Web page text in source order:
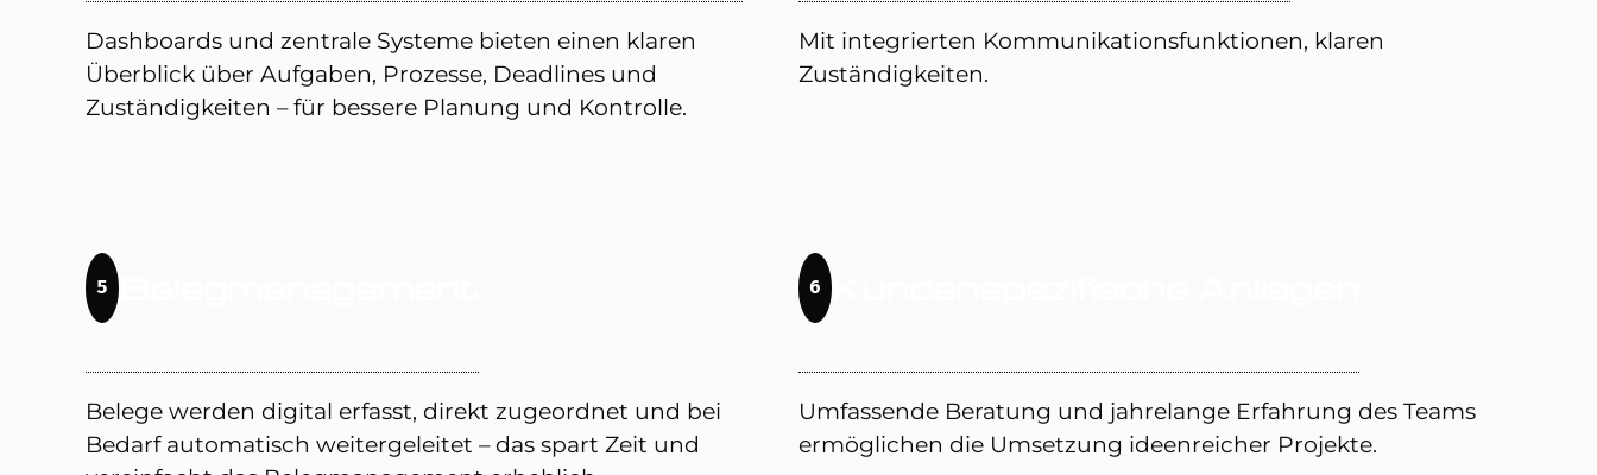
Dashboards und zentrale Systeme bieten einen klaren
Überblick über Aufgaben, Prozesse, Deadlines und
Zuständigkeiten – für bessere Planung und Kontrolle.
Mit integrierten Kommunikationsfunktionen, klaren
Zuständigkeiten.
5
Belege werden digital erfasst, direkt zugeordnet und bei
Bedarf automatisch weitergeleitet – das spart Zeit und
6
Umfassende Beratung und jahrelange Erfahrung des Teams
ermöglichen die Umsetzung ideenreicher Projekte.